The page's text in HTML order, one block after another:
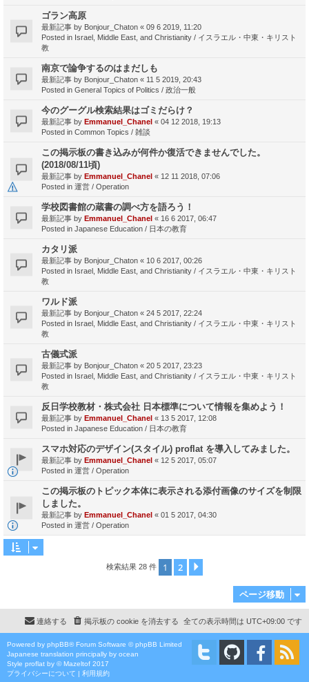
ゴラン高原
最新記事 by Bonjour_Chaton « 09 6 2019, 11:20
Posted in Israel, Middle East, and Christianity / イスラエル・中東・キリスト
教
南京で論争するのはまだしも
最新記事 by Bonjour_Chaton « 11 5 2019, 20:43
Posted in General Topics of Politics / 政治一般
今のグーグル検索結果はゴミだらけ？
最新記事 by Emmanuel_Chanel « 04 12 2018, 19:13
Posted in Common Topics / 雑談
この掲示板の書き込みが何件か復活できませんでした。
(2018/08/11頃)
最新記事 by Emmanuel_Chanel « 12 11 2018, 07:06
Posted in 運営 / Operation
学校図書館の蔵書の調べ方を語ろう！
最新記事 by Emmanuel_Chanel « 16 6 2017, 06:47
Posted in Japanese Education / 日本の教育
カタリ派
最新記事 by Bonjour_Chaton « 10 6 2017, 00:26
Posted in Israel, Middle East, and Christianity / イスラエル・中東・キリスト
教
ワルド派
最新記事 by Bonjour_Chaton « 24 5 2017, 22:24
Posted in Israel, Middle East, and Christianity / イスラエル・中東・キリスト
教
古儀式派
最新記事 by Bonjour_Chaton « 20 5 2017, 23:23
Posted in Israel, Middle East, and Christianity / イスラエル・中東・キリスト
教
反日学校教材・株式会社 日本標準について情報を集めよう！
最新記事 by Emmanuel_Chanel « 13 5 2017, 12:08
Posted in Japanese Education / 日本の教育
スマホ対応のデザイン(スタイル) proflat を導入してみました。
最新記事 by Emmanuel_Chanel « 12 5 2017, 05:07
Posted in 運営 / Operation
この掲示板のトピック本体に表示される添付画像のサイズを制限
しました。
最新記事 by Emmanuel_Chanel « 01 5 2017, 04:30
Posted in 運営 / Operation
検索結果 28 件 1 2
ページ移動
全ての表示時間は UTC+09:00 です
掲示板の cookie を消去する
連絡する
Powered by phpBB® Forum Software © phpBB Limited
Japanese translation principally by ocean
Style proflat by ©Mazeltof 2017
プライバシーについて | 利用規約